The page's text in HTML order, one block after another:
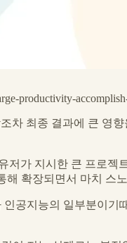
productivity-
차 최종 결과에 큰 영
저가 지시한 큰 프로
확장되면서 마치
공지능의 일부분이